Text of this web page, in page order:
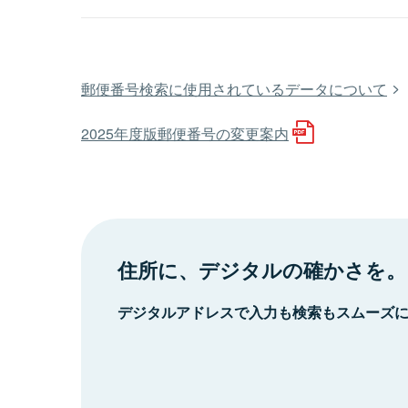
郵便番号検索に使用されているデータについて
2025年度版郵便番号の変更案内
住所に、デジタルの確かさを。
デジタルアドレスで入力も検索もスムーズ